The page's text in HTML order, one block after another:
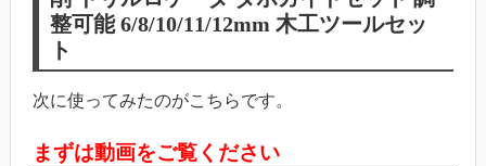
整可能 6/8/10/11/12mm 木工ツールセッ
ト
次に使ってみたのがこちらです。
まずは動画をご覧ください